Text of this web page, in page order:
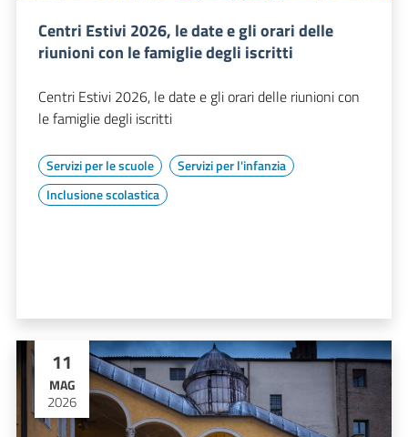
Centri Estivi 2026, le date e gli orari delle
riunioni con le famiglie degli iscritti
Centri Estivi 2026, le date e gli orari delle riunioni con
le famiglie degli iscritti
Servizi per le scuole
Servizi per l'infanzia
Inclusione scolastica
11
MAG
2026